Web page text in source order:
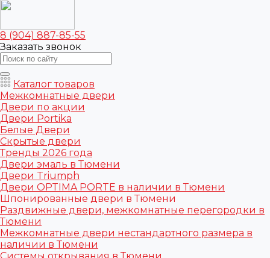
8 (904) 887-85-55
Заказать звонок
Каталог товаров
Межкомнатные двери
Двери по акции
Двери Portika
Белые Двери
Скрытые двери
Тренды 2026 года
Двери эмаль в Тюмени
Двери Triumph
Двери OPTIMA PORTE в наличии в Тюмени
Шпонированные двери в Тюмени
Раздвижные двери, межкомнатные перегородки в
Тюмени
Межкомнатные двери нестандартного размера в
наличии в Тюмени